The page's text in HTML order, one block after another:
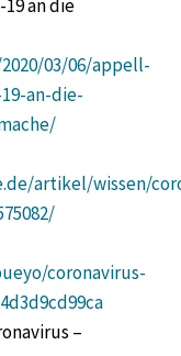
an die
03/06/appell-
an-die-
artikel/wissen/
coronavirus-
–